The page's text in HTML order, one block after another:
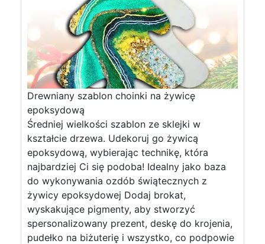
Drewniany szablon choinki na żywicę
epoksydową
Średniej wielkości szablon ze sklejki w
kształcie drzewa. Udekoruj go żywicą
epoksydową, wybierając technikę, która
najbardziej Ci się podoba! Idealny jako baza
do wykonywania ozdób świątecznych z
żywicy epoksydowej Dodaj brokat,
wyskakujące pigmenty, aby stworzyć
spersonalizowany prezent, deskę do krojenia,
pudełko na biżuterię i wszystko, co podpowie